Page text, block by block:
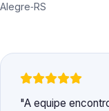
Alegre‑RS
A equipe